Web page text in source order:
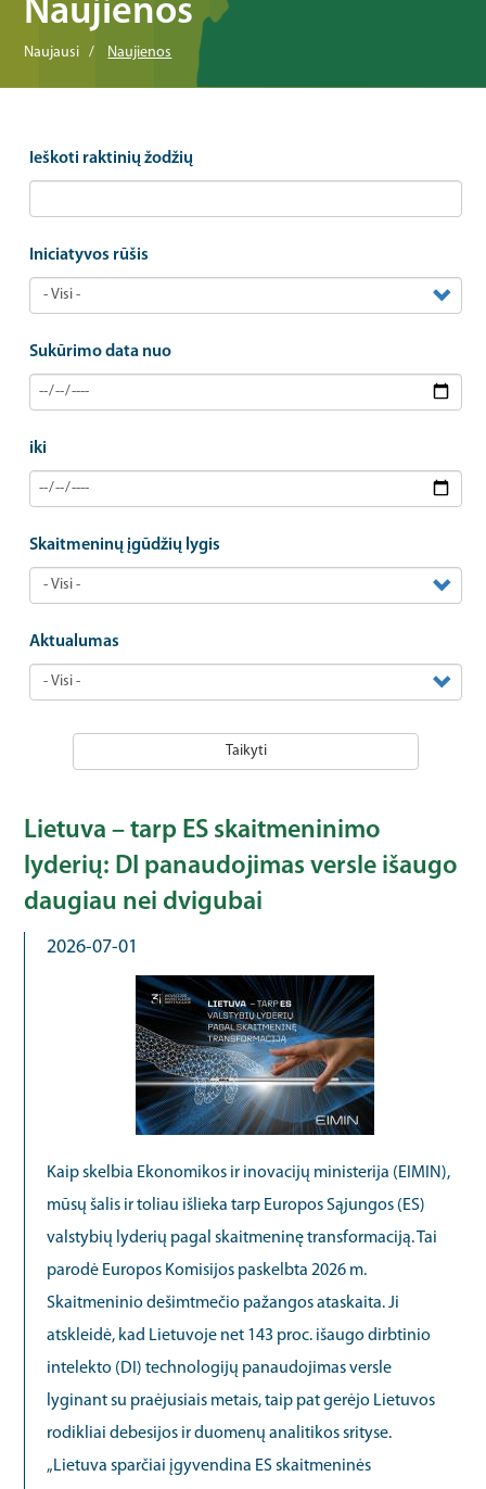
Naujienos
Naujausi Naujienos
Lietuva – tarp ES skaitmeninimo
lyderių: DI panaudojimas versle išaugo
daugiau nei dvigubai
2026-07-01
Kaip skelbia Ekonomikos ir inovacijų ministerija (EIMIN),
mūsų šalis ir toliau išlieka tarp Europos Sąjungos (ES)
valstybių lyderių pagal skaitmeninę transformaciją. Tai
parodė Europos Komisijos paskelbta 2026 m.
Skaitmeninio dešimtmečio pažangos ataskaita. Ji
atskleidė, kad Lietuvoje net 143 proc. išaugo dirbtinio
intelekto (DI) technologijų panaudojimas versle
lyginant su praėjusiais metais, taip pat gerėjo Lietuvos
rodikliai debesijos ir duomenų analitikos srityse.
„Lietuva sparčiai įgyvendina ES skaitmeninės
Ieškoti raktinių žodžių
Iniciatyvos rūšis
Sukūrimo data nuo
iki
Skaitmeninų įgūdžių lygis
Aktualumas
Taikyti